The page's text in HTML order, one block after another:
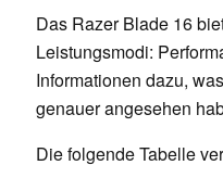
Das Razer Blade 16
Leistungsmodi:
Informationen dazu,
genauer angesehen
Die folgende Tabelle